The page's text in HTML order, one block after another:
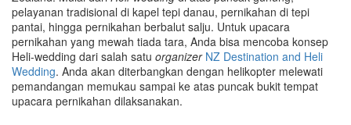
pelayanan tradisional di kapel tepi danau, pernikahan di tepi
pantai, hingga pernikahan berbalut salju. Untuk upacara
pernikahan yang mewah tiada tara, Anda bisa mencoba konsep
Heli-wedding dari salah satu organizer NZ Destination and Heli
Wedding. Anda akan diterbangkan dengan helikopter melewati
pemandangan memukau sampai ke atas puncak bukit tempat
upacara pernikahan dilaksanakan.